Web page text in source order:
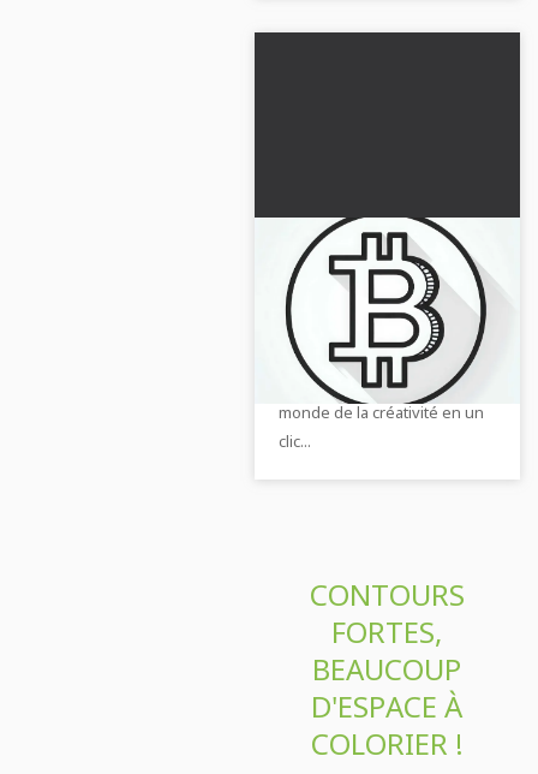
Image à colorier de
symbole Bitcoin
gratuit
Télécharge dès maintenant le
coloriage gratuit du symbole
Bitcoin et plonge dans le
monde de la créativité en un
clic...
CONTOURS
FORTES,
BEAUCOUP
D'ESPACE À
COLORIER !